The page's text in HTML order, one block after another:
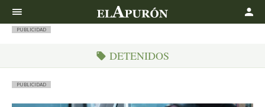
PUBLICIDAD
DETENIDOS
PUBLICIDAD